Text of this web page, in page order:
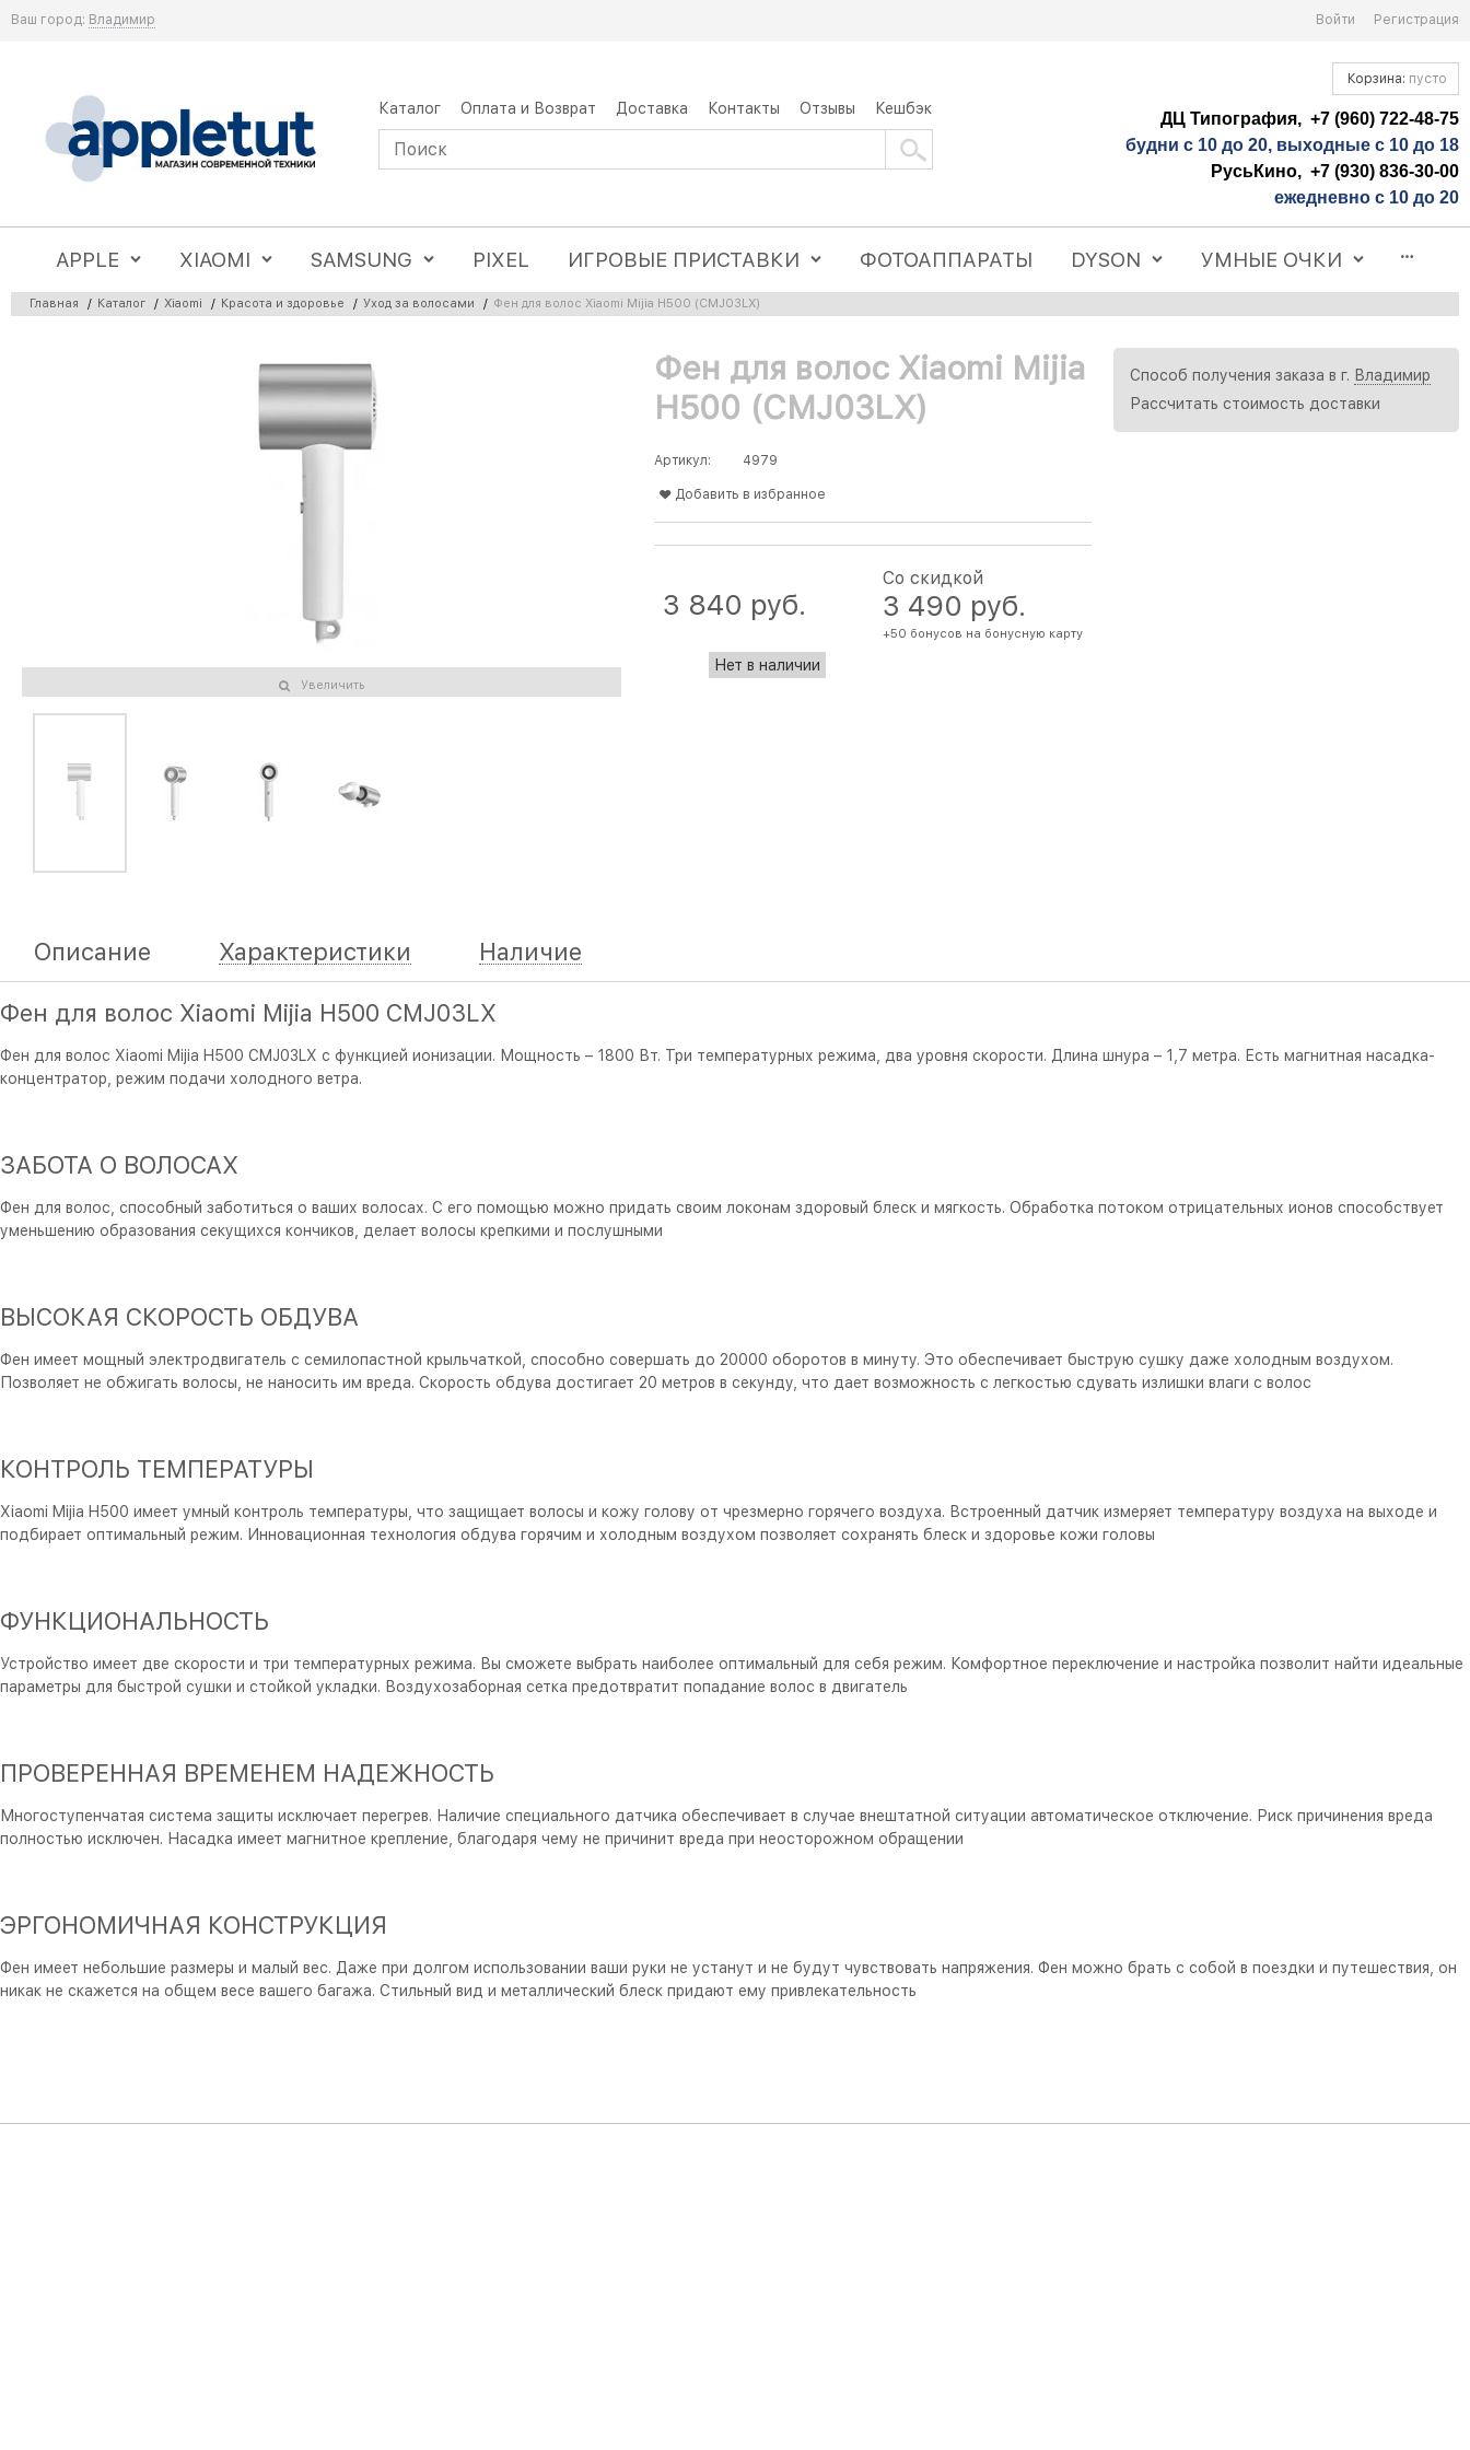
Ваш город: Владимир Войти Регистрация
Каталог Оплата и Возврат Доставка Контакты Отзывы Кешбэк
Корзина: пусто
ДЦ Типография, +7 (960) 722-48-75
будни с 10 до 20, выходные с 10 до 18
РусьКино, +7 (930) 836-30-00
ежедневно с 10 до 20
APPLE XIAOMI SAMSUNG PIXEL ИГРОВЫЕ ПРИСТАВКИ ФОТОАППАРАТЫ DYSON УМНЫЕ ОЧКИ
Главная / Каталог / Xiaomi / Красота и здоровье / Уход за волосами / Фен для волос Xiaomi Mijia H500 (CMJ03LX)
Увеличить
Фен для волос Xiaomi Mijia
H500 (CMJ03LX)
Артикул: 4979
Добавить в избранное
3 490 руб.
+50 бонусов на бонусную карту
Со скидкой
3 840 руб.
Нет в наличии
Способ получения заказа в г. Владимир
Рассчитать стоимость доставки
Описание Характеристики Наличие
Фен для волос Xiaomi Mijia H500 CMJ03LX
Фен для волос Xiaomi Mijia H500 CMJ03LX с функцией ионизации. Мощность – 1800 Вт. Три температурных режима, два уровня скорости. Длина шнура – 1,7 метра. Есть магнитная насадка-
концентратор, режим подачи холодного ветра.
ЗАБОТА О ВОЛОСАХ
Фен для волос, способный заботиться о ваших волосах. С его помощью можно придать своим локонам здоровый блеск и мягкость. Обработка потоком отрицательных ионов способствует
уменьшению образования секущихся кончиков, делает волосы крепкими и послушными
ВЫСОКАЯ СКОРОСТЬ ОБДУВА
Фен имеет мощный электродвигатель с семилопастной крыльчаткой, способно совершать до 20000 оборотов в минуту. Это обеспечивает быструю сушку даже холодным воздухом.
Позволяет не обжигать волосы, не наносить им вреда. Скорость обдува достигает 20 метров в секунду, что дает возможность с легкостью сдувать излишки влаги с волос
КОНТРОЛЬ ТЕМПЕРАТУРЫ
Xiaomi Mijia H500 имеет умный контроль температуры, что защищает волосы и кожу голову от чрезмерно горячего воздуха. Встроенный датчик измеряет температуру воздуха на выходе и
подбирает оптимальный режим. Инновационная технология обдува горячим и холодным воздухом позволяет сохранять блеск и здоровье кожи головы
ФУНКЦИОНАЛЬНОСТЬ
Устройство имеет две скорости и три температурных режима. Вы сможете выбрать наиболее оптимальный для себя режим. Комфортное переключение и настройка позволит найти идеальные
параметры для быстрой сушки и стойкой укладки. Воздухозаборная сетка предотвратит попадание волос в двигатель
ПРОВЕРЕННАЯ ВРЕМЕНЕМ НАДЕЖНОСТЬ
Многоступенчатая система защиты исключает перегрев. Наличие специального датчика обеспечивает в случае внештатной ситуации автоматическое отключение. Риск причинения вреда
полностью исключен. Насадка имеет магнитное крепление, благодаря чему не причинит вреда при неосторожном обращении
ЭРГОНОМИЧНАЯ КОНСТРУКЦИЯ
Фен имеет небольшие размеры и малый вес. Даже при долгом использовании ваши руки не устанут и не будут чувствовать напряжения. Фен можно брать с собой в поездки и путешествия, он
никак не скажется на общем весе вашего багажа. Стильный вид и металлический блеск придают ему привлекательность